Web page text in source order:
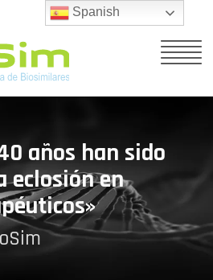
años han sido
eclosión en
Spanish